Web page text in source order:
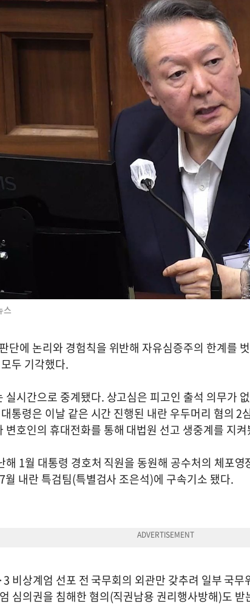
스
단에 논리와 경험칙을 위반해 자유심증주의 한계를
두 기각했다.
실시간으로 중계됐다. 상고심은 피고인 출석 의무가
통령은 이날 같은 시간 진행된 내란 우두머리 혐의 2
변호인의 휴대전화를 통해 대법원 선고 생중계를 지켜
해 1월 대통령 경호처 직원을 동원해 공수처의 체포
월 내란 특검팀(특별검사 조은석)에 구속기소 됐다.
비상계엄 선포 전 국무회의 외관만 갖추려 일부 국
심의권을 침해한 혐의(직권남용 권리행사방해)도 받